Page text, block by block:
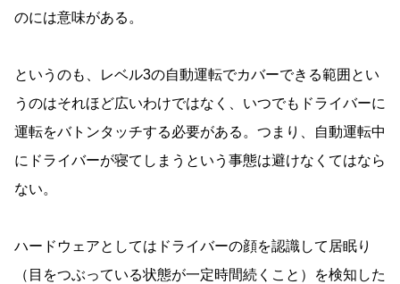
のには意味がある。
というのも、レベル3の自動運転でカバーできる範囲とい
うのはそれほど広いわけではなく、いつでもドライバーに
運転をバトンタッチする必要がある。つまり、自動運転中
にドライバーが寝てしまうという事態は避けなくてはなら
ない。
ハードウェアとしてはドライバーの顔を認識して居眠り
（目をつぶっている状態が一定時間続くこと）を検知した